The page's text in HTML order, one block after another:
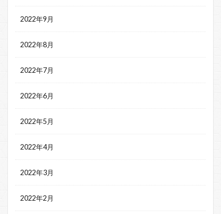
2022年9月
2022年8月
2022年7月
2022年6月
2022年5月
2022年4月
2022年3月
2022年2月